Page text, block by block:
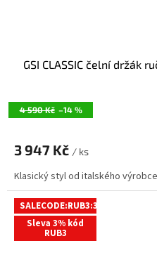
4 590 Kč –14 %
GSI CLASSIC čelní držák
3 947 Kč / ks
Klasický styl od italského výrobce
SALECODE:RUB3:3:%
Sleva 3% kód
RUB3